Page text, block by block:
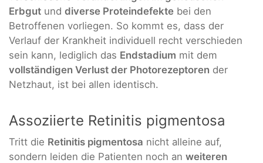
Erbgut und diverse Proteindefekte bei den
Betroffenen vorliegen. So kommt es, dass der
Verlauf der Krankheit individuell recht verschieden
sein kann, lediglich das Endstadium mit dem
vollständigen Verlust der Photorezeptoren der
Netzhaut, ist bei allen identisch.
Assoziierte Retinitis pigmentosa
Tritt die Retinitis pigmentosa nicht alleine auf,
sondern leiden die Patienten noch an weiteren